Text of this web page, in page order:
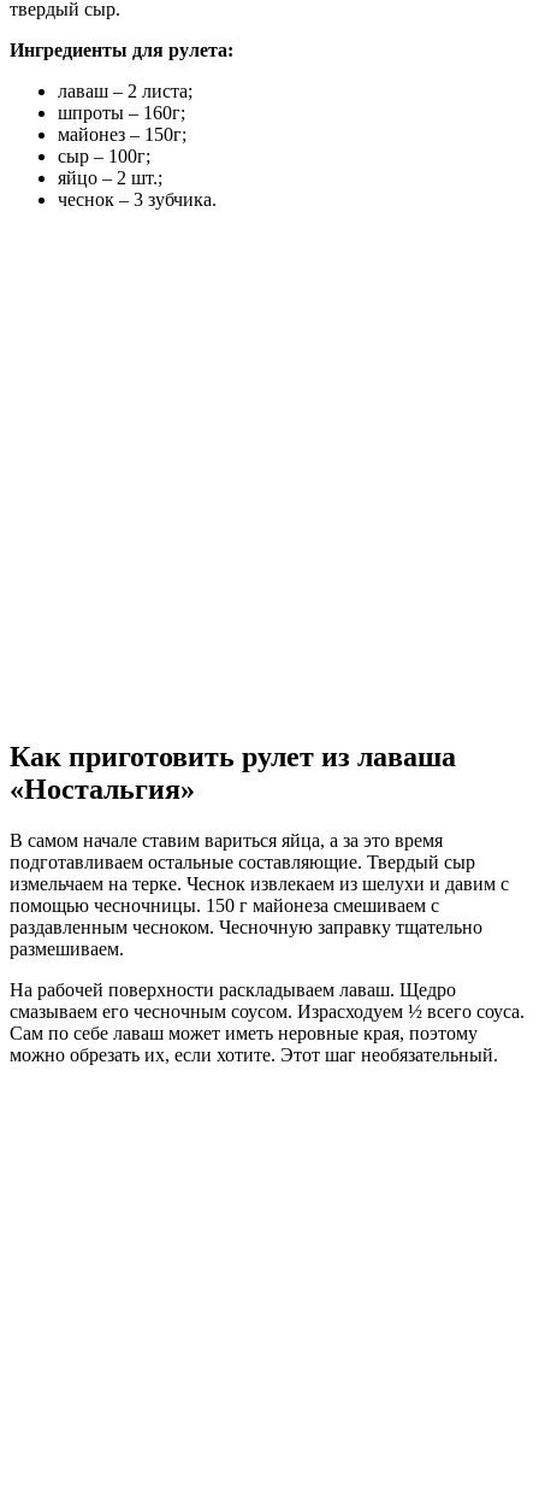
твердый сыр.
Ингредиенты для рулета:
лаваш – 2 листа;
шпроты – 160г;
майонез – 150г;
сыр – 100г;
яйцо – 2 шт.;
чеснок – 3 зубчика.
Как приготовить рулет из лаваша
«Ностальгия»
В самом начале ставим вариться яйца, а за это время
подготавливаем остальные составляющие. Твердый сыр
измельчаем на терке. Чеснок извлекаем из шелухи и давим с
помощью чесночницы. 150 г майонеза смешиваем с
раздавленным чесноком. Чесночную заправку тщательно
размешиваем.
На рабочей поверхности раскладываем лаваш. Щедро
смазываем его чесночным соусом. Израсходуем ½ всего соуса.
Сам по себе лаваш может иметь неровные края, поэтому
можно обрезать их, если хотите. Этот шаг необязательный.